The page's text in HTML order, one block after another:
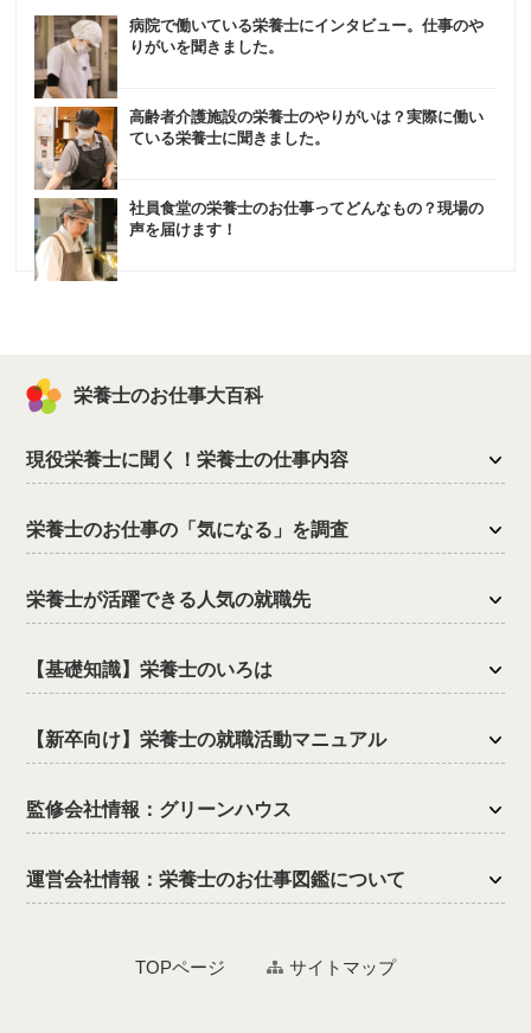
病院で働いている栄養士にインタビュー。仕事のや
りがいを聞きました。
高齢者介護施設の栄養士のやりがいは？実際に働い
ている栄養士に聞きました。
社員食堂の栄養士のお仕事ってどんなもの？現場の
声を届けます！
栄養士のお仕事大百科
現役栄養士に聞く！栄養士の仕事内容
栄養士のお仕事の「気になる」を調査
栄養士が活躍できる人気の就職先
【基礎知識】栄養士のいろは
【新卒向け】栄養士の就職活動マニュアル
監修会社情報：グリーンハウス
運営会社情報：栄養士のお仕事図鑑について
TOPページ サイトマップ